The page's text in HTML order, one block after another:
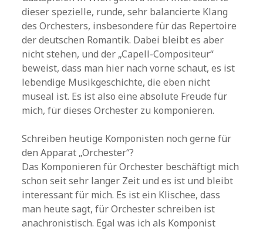
dieser spezielle, runde, sehr balancierte Klang
des Orchesters, insbesondere für das Repertoire
der deutschen Romantik. Dabei bleibt es aber
nicht stehen, und der „Capell-Compositeur“
beweist, dass man hier nach vorne schaut, es ist
lebendige Musikgeschichte, die eben nicht
museal ist. Es ist also eine absolute Freude für
mich, für dieses Orchester zu komponieren.
Schreiben heutige Komponisten noch gerne für
den Apparat „Orchester“?
Das Komponieren für Orchester beschäftigt mich
schon seit sehr langer Zeit und es ist und bleibt
interessant für mich. Es ist ein Klischee, dass
man heute sagt, für Orchester schreiben ist
anachronistisch. Egal was ich als Komponist